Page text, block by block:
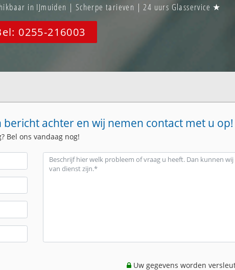
in IJmuiden | Scherpe tarieven | 24 uurs Glasservice ★
0255-216003
achter en wij nemen contact met u op!
Bel ons vandaag nog!
Uw gegevens worden